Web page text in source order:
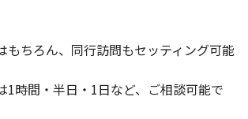
もちろん、同行訪問もセッティング可能
1時間・半日・1日など、ご相談可能で